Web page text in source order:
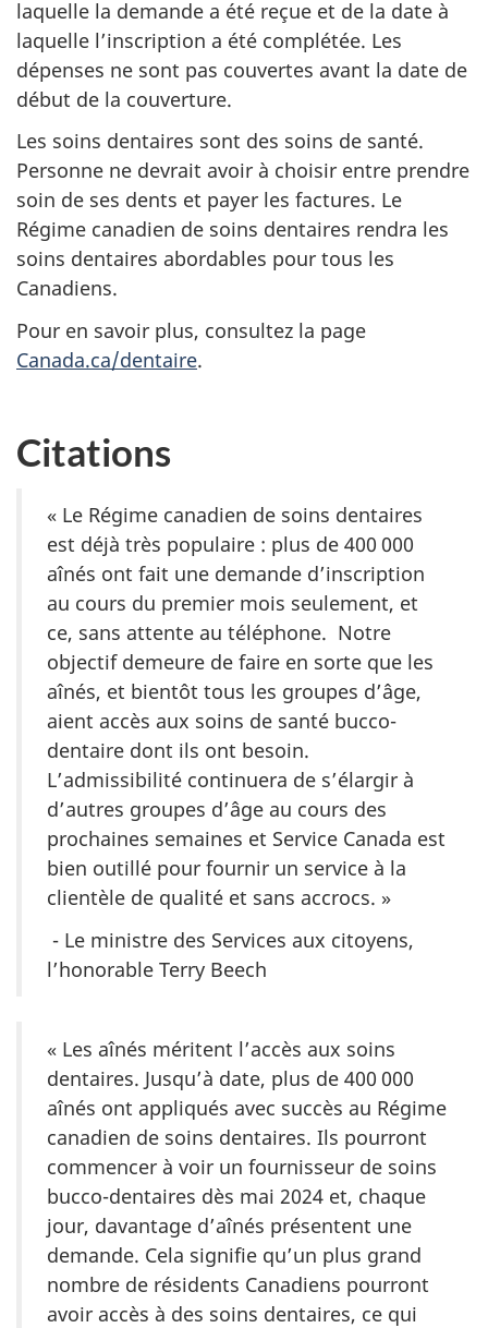
laquelle la demande a été reçue et de la date à
laquelle l’inscription a été complétée. Les
dépenses ne sont pas couvertes avant la date de
début de la couverture.
Les soins dentaires sont des soins de santé.
Personne ne devrait avoir à choisir entre prendre
soin de ses dents et payer les factures. Le
Régime canadien de soins dentaires rendra les
soins dentaires abordables pour tous les
Canadiens.
Pour en savoir plus, consultez la page
Canada.ca/dentaire.
Citations
« Le Régime canadien de soins dentaires
est déjà très populaire : plus de 400 000
aînés ont fait une demande d’inscription
au cours du premier mois seulement, et
ce, sans attente au téléphone. Notre
objectif demeure de faire en sorte que les
aînés, et bientôt tous les groupes d’âge,
aient accès aux soins de santé bucco-
dentaire dont ils ont besoin.
L’admissibilité continuera de s’élargir à
d’autres groupes d’âge au cours des
prochaines semaines et Service Canada est
bien outillé pour fournir un service à la
clientèle de qualité et sans accrocs. »
- Le ministre des Services aux citoyens,
l’honorable Terry Beech
« Les aînés méritent l’accès aux soins
dentaires. Jusqu’à date, plus de 400 000
aînés ont appliqués avec succès au Régime
canadien de soins dentaires. Ils pourront
commencer à voir un fournisseur de soins
bucco-dentaires dès mai 2024 et, chaque
jour, davantage d’aînés présentent une
demande. Cela signifie qu’un plus grand
nombre de résidents Canadiens pourront
avoir accès à des soins dentaires, ce qui